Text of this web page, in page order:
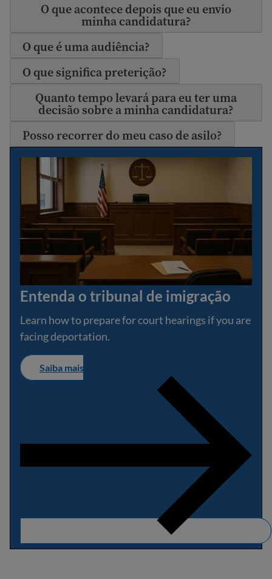
O que acontece depois que eu envio
minha candidatura?
O que é uma audiência?
O que significa preterição?
Quanto tempo levará para eu ter uma
decisão sobre a minha candidatura?
Posso recorrer do meu caso de asilo?
Entenda o tribunal de imigração
Learn how to prepare for court hearings if you are
facing deportation.
Saiba mais